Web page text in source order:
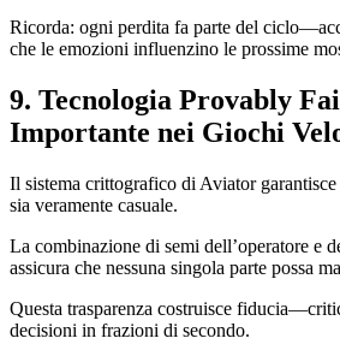
Ricorda: ogni perdita fa parte del
che le emozioni influenzino le prossime
9. Tecnologia Provably
Importante nei Giochi
Il sistema crittografico di Aviator
sia veramente casuale.
La combinazione di semi dell’operatore e
assicura che nessuna singola parte possa
Questa trasparenza costruisce
decisioni in frazioni di secondo.